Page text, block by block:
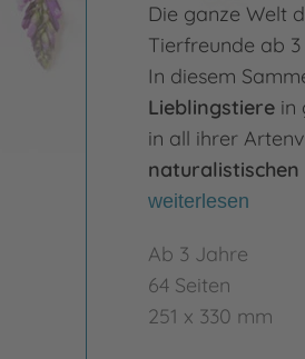
Die ganze Welt
Tierfreunde ab
In diesem
Lieblingstierein
in all ihrer
weiterlesen
Ab 3 Jahre
64 Seiten
251 x 330 mm